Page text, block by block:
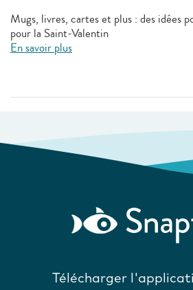
Mugs, livres, cartes et plus : des idées
pour la Saint-Valentin
En savoir plus
Télécharger